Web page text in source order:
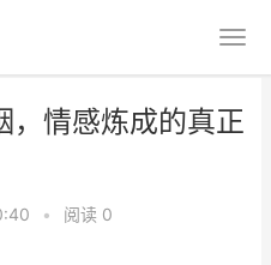
，情感炼成的真正
• 阅读 0